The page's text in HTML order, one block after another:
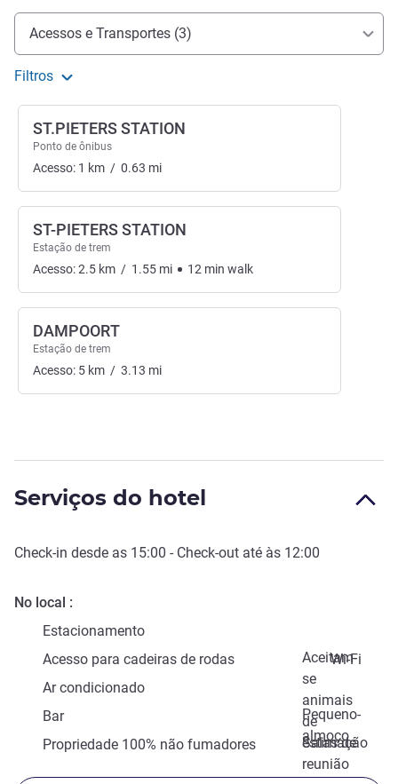
Acesso e transporte
Acessos e Transportes (3)
Filtros
ST.PIETERS STATION
Ponto de ônibus
Acesso: 1 km / 0.63 mi
ST-PIETERS STATION
Estação de trem
Acesso:2.5 km / 1.55 mi 12 min walk
DAMPOORT
Estação de trem
Acesso: 5 km / 3.13 mi
Serviços do hotel
Check-in desde as 15:00 - Check-out até às 12:00
No local
Estacionamento
Aceitam-
se
animais
de
estimação
Acesso para cadeiras de rodas
Wi-Fi
Ar condicionado
Pequeno-
almoço
Bar
Salas de
reunião
Propriedade 100% não fumadores